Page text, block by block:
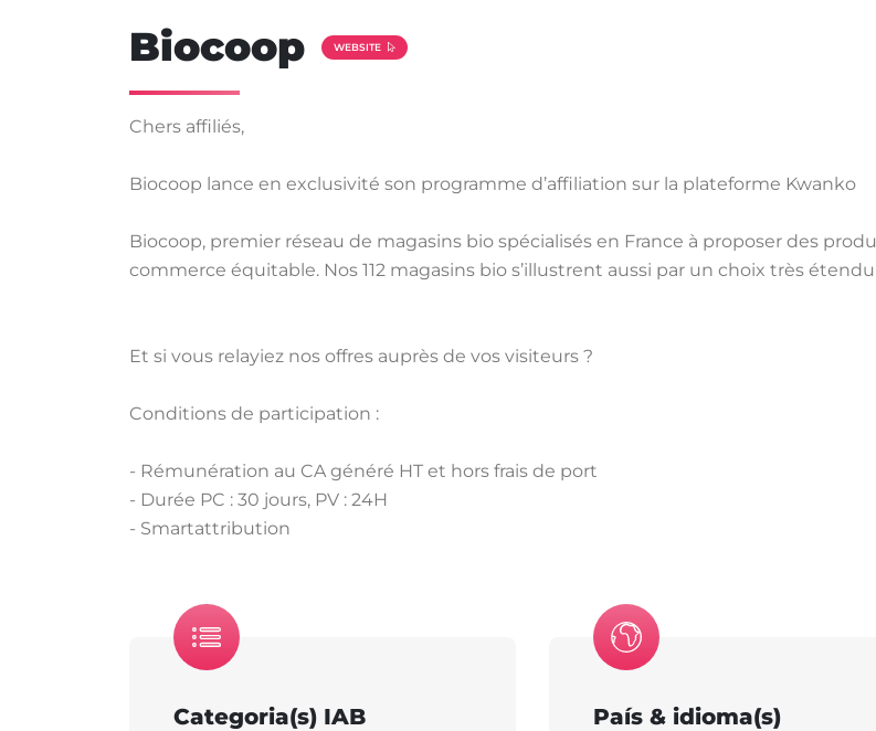
Biocoop WEBSITE
Chers affiliés,
Biocoop lance en exclusivité son programme d’affiliation sur la plateforme Kwanko
Biocoop, premier réseau de magasins bio spécialisés en France à proposer des
commerce équitable. Nos 112 magasins bio s’illustrent aussi par un choix très
Et si vous relayiez nos offres auprès de vos visiteurs ?
Conditions de participation :
- Rémunération au CA généré HT et hors frais de port
- Durée PC : 30 jours, PV : 24H
- Smartattribution
Categoria(s) IAB País & idioma(s)